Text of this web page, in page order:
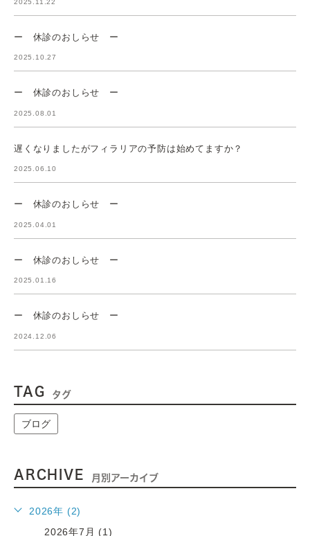
ー 休診のおしらせ ー
2025.10.27
ー 休診のおしらせ ー
2025.08.01
遅くなりましたがフィラリアの予防は始めてますか？
2025.06.10
ー 休診のおしらせ ー
2025.04.01
ー 休診のおしらせ ー
2025.01.16
ー 休診のおしらせ ー
2024.12.06
TAG タグ
ブログ
ARCHIVE 月別アーカイブ
2026年 (2)
2026年7月 (1)